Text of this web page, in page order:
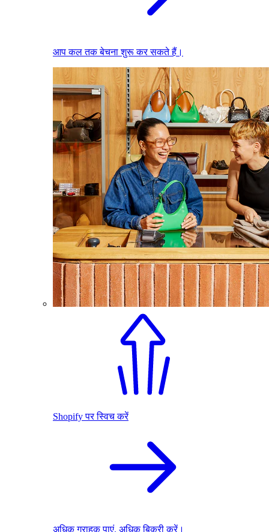
आप कल तक बेचना शुरू कर सकते हैं।
Shopify पर स्विच करें
अधिक ग्राहक पाएं. अधिक बिक्री करें।